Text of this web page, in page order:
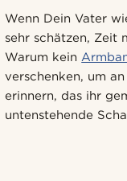
Wenn Dein Vater
sehr schätzen, Zeit
Warum kein
verschenken, um
erinnern, das ihr
untenstehende